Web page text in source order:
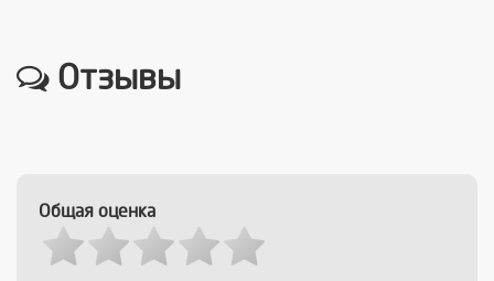
Отзывы
Общая оценка